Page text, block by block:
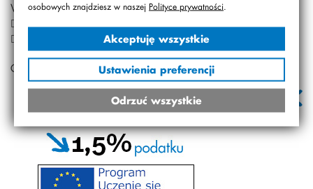
osobowych znajdziesz w naszej Polityce prywatności
Akceptuję wszystkie
Ustawienia preferencji
Odrzuć wszystkie
WYNIK DOBRY
 Joanna Szymańska kl. 2b
 Jan Górecki kl. 6a
GRATULUJEMY !